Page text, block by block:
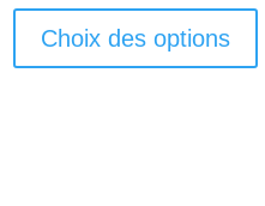
Choix des options